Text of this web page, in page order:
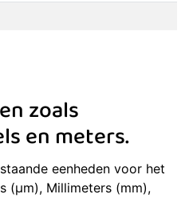
zoals
en meters.
eenheden voor het
(μm), Millimeters (mm),